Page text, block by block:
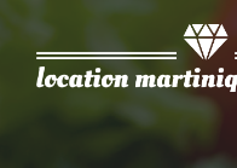
contenu